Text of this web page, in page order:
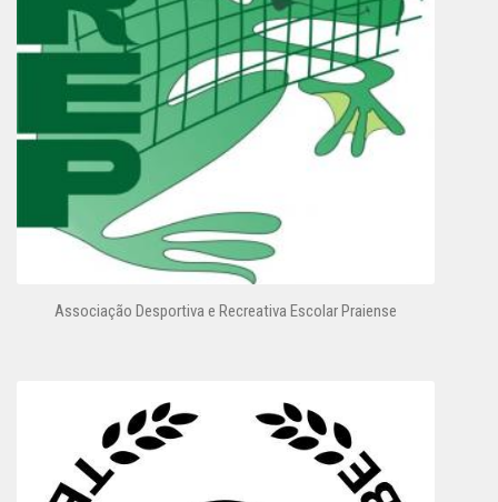
Associação Desportiva e Recreativa Escolar Praiense